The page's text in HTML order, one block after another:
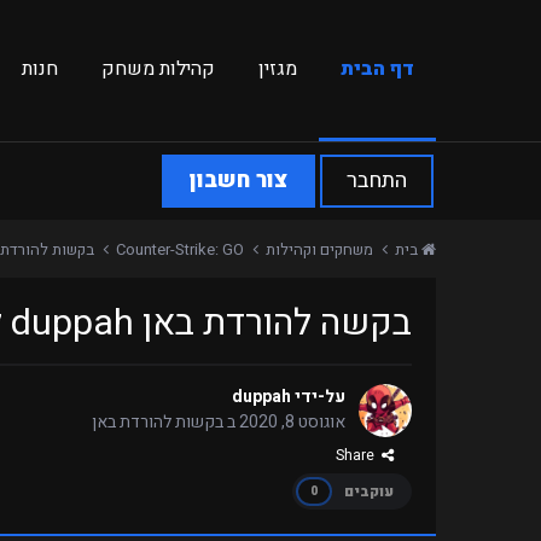
דף הבית מגזין קהילות משחק חנות
התחבר צור חשבון
בית משחקים וקהילות Counter-Strike: GO בקשות
בקשה להורדת באן duppah לשרת Retakes
על-ידיduppah
אוגוסט 8, 2020
בבקשות להורדת באן
עוקבים
0